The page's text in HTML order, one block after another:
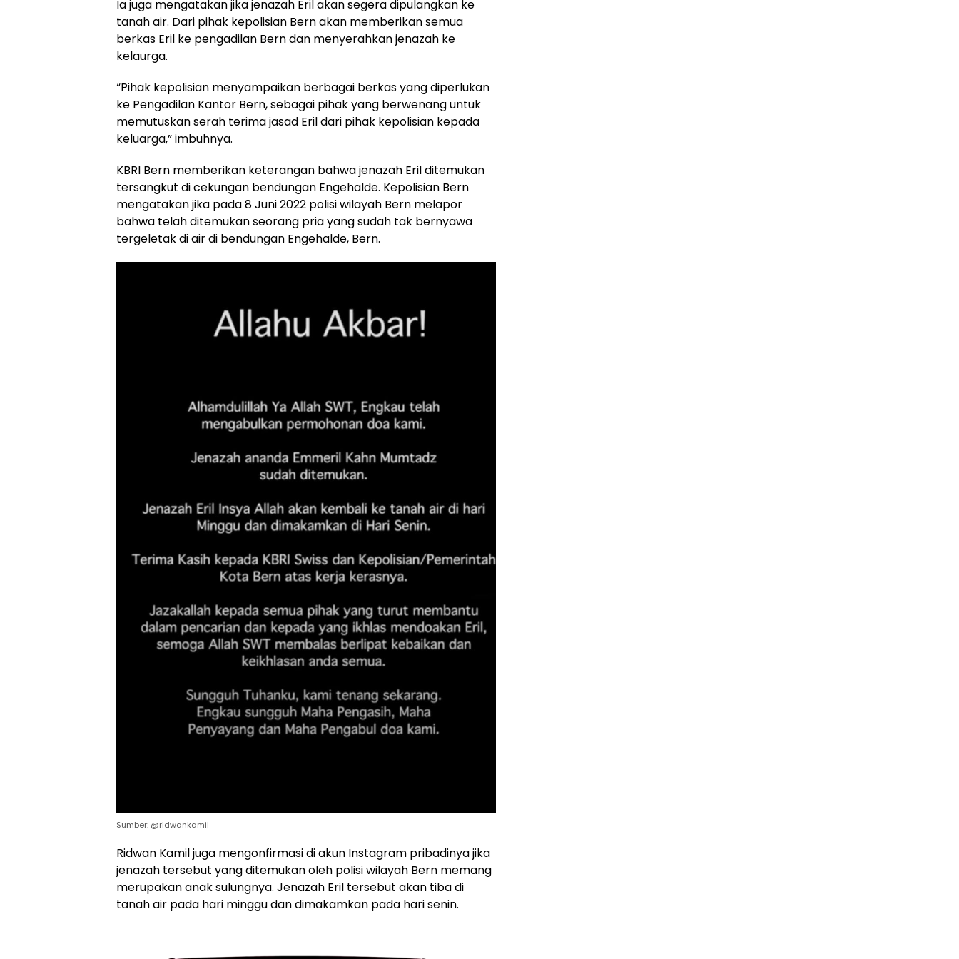
Ia juga mengatakan jika jenazah Eril akan segera dipulangkan ke
tanah air. Dari pihak kepolisian Bern akan memberikan semua
berkas Eril ke pengadilan Bern dan menyerahkan jenazah ke
kelaurga.
“Pihak kepolisian menyampaikan berbagai berkas yang diperlukan
ke Pengadilan Kantor Bern, sebagai pihak yang berwenang untuk
memutuskan serah terima jasad Eril dari pihak kepolisian kepada
keluarga,” imbuhnya.
KBRI Bern memberikan keterangan bahwa jenazah Eril ditemukan
tersangkut di cekungan bendungan Engehalde. Kepolisian Bern
mengatakan jika pada 8 Juni 2022 polisi wilayah Bern melapor
bahwa telah ditemukan seorang pria yang sudah tak bernyawa
tergeletak di air di bendungan Engehalde, Bern.
Sumber: @ridwankamil
Ridwan Kamil juga mengonfirmasi di akun Instagram pribadinya jika
jenazah tersebut yang ditemukan oleh polisi wilayah Bern memang
merupakan anak sulungnya. Jenazah Eril tersebut akan tiba di
tanah air pada hari minggu dan dimakamkan pada hari senin.